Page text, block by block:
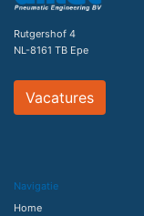
Rutgershof 4
NL-8161 TB Epe
Vacatures
Navigatie
Home